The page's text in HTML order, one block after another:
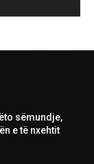
sëmundje,
e të nxehtit